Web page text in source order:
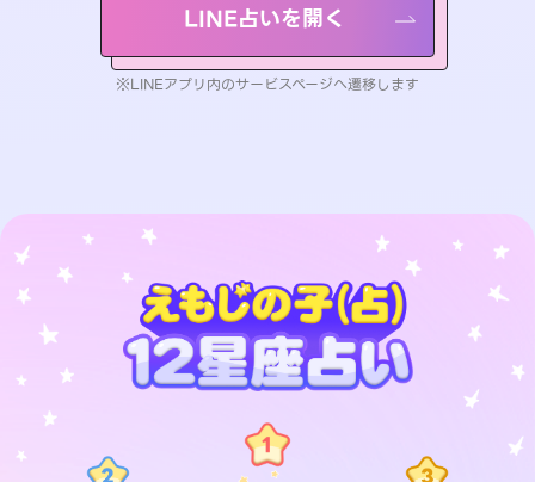
LINE占いを開く
※LINEアプリ内のサービスページへ遷移します